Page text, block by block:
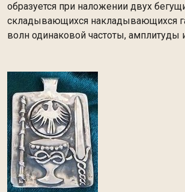
образуется при наложении двух
складывающихся накладывающихся
волн одинаковой частоты, амплитуды